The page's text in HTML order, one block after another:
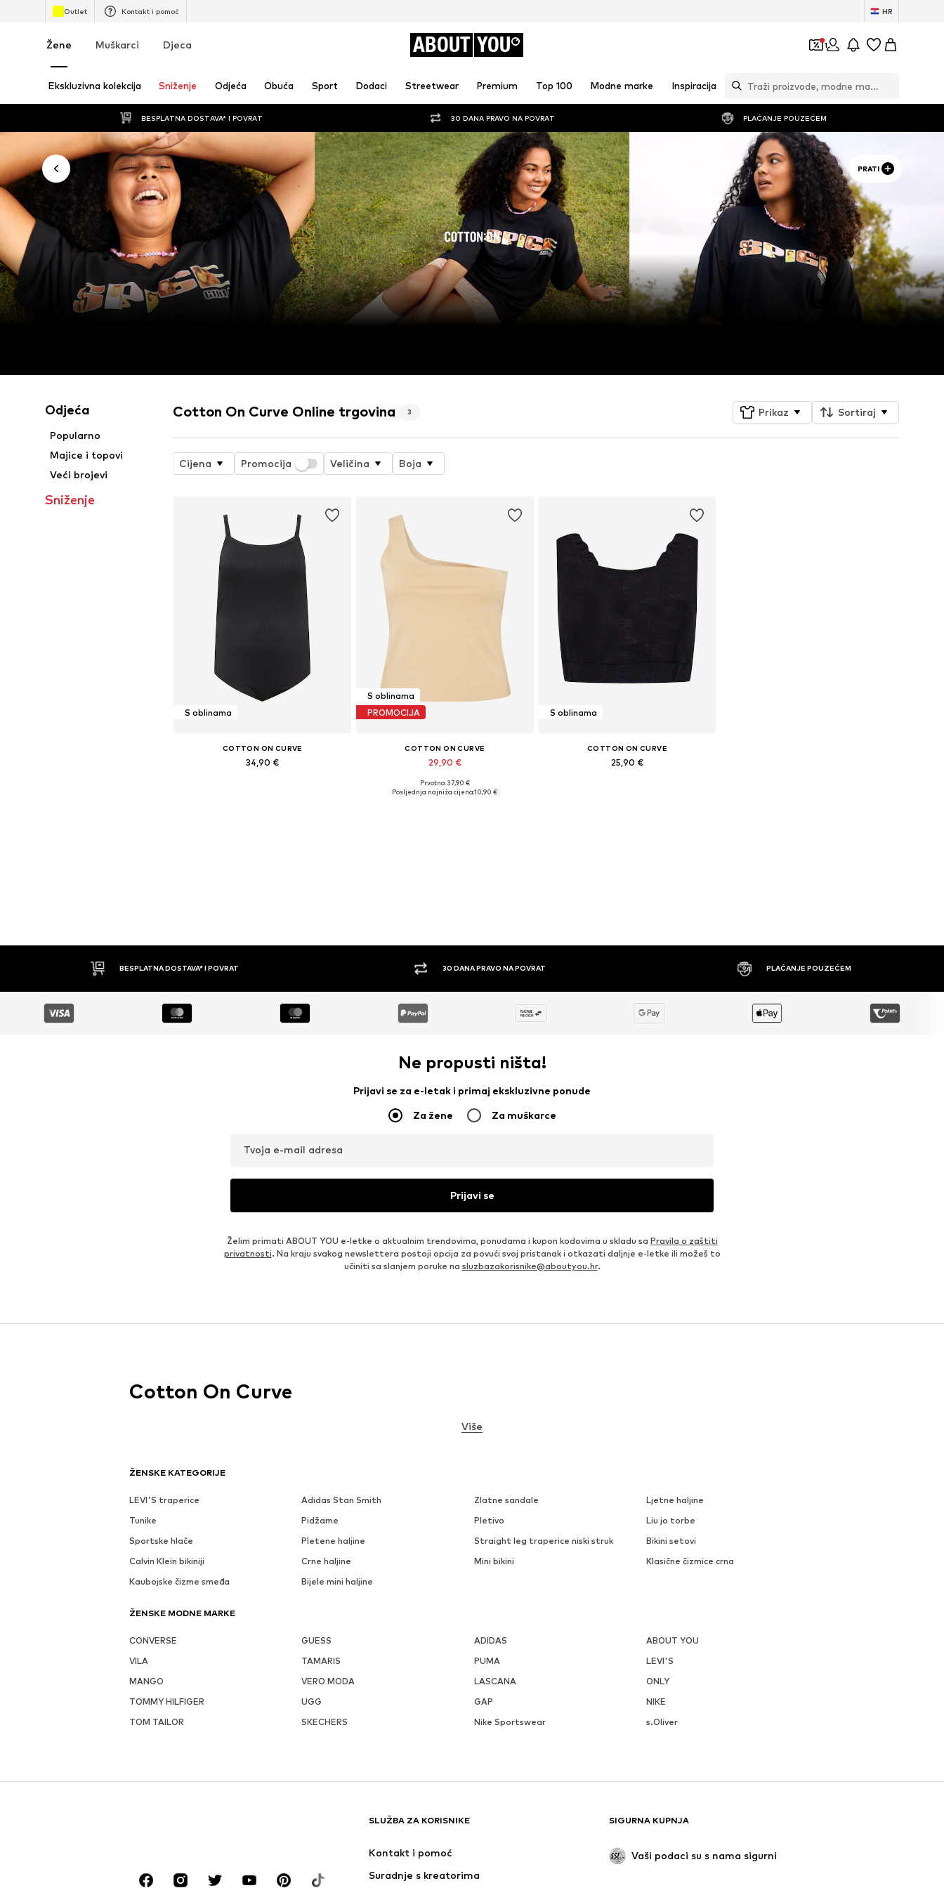
Outlet Kontakt i pomoć HR
Žene Muškarci Djeca ABOUT YOU 1
Ekskluzivna kolekcija Sniženje Odjeća Obuća Sport Dodaci Streetwear Premium Top 100 Modne marke Inspiracija
BESPLATNA DOSTAVA* I POVRAT 30 DANA PRAVO NA POVRAT PLAĆANJE POUZEĆEM
PRATI
Odjeća
Popularno
Majice i topovi
Veći brojevi
Sniženje
Cotton On Curve Online trgovina 3 Prikaz Sortiraj
Cijena Promocija Veličina Boja
S oblinama
COTTON ON CURVE
34,90 €
S oblinama
PROMOCIJA
COTTON ON CURVE
29,90 €
Dostupne veličine: XXXL, 5XL
Prvotno: 37,90 €
Posljednja najniža cijena:10,90 €
S oblinama
COTTON ON CURVE
25,90 €
BESPLATNA DOSTAVA* I POVRAT 30 DANA PRAVO NA POVRAT PLAĆANJE POUZEĆEM
Ne propusti ništa!
Prijavi se za e-letak i primaj ekskluzivne ponude
Za žene Za muškarce
Tvoja e-mail adresa
Prijavi se
Želim primati ABOUT YOU e-letke o aktualnim trendovima, ponudama i kupon kodovima u skladu sa Pravila o zaštiti
privatnosti. Na kraju svakog newslettera postoji opcija za povući svoj pristanak i otkazati daljnje e-letke ili možeš to
učiniti sa slanjem poruke na sluzbazakorisnike@aboutyou.hr.
ŽENSKE KATEGORIJE
LEVI'S traperice Adidas Stan Smith Zlatne sandale
Ljetne haljine
Tunike
Pidžame Pletivo
Liu jo torbe
Sportske hlače
Pletene haljine Straight leg traperice niski struk
Bikini setovi
Calvin Klein bikiniji
Crne haljine Mini bikini
Klasične čizmice crna
Kaubojske čizme smeđa
Bijele mini haljine
ŽENSKE MODNE MARKE
CONVERSE GUESS ADIDAS
ABOUT YOU
VILA
TAMARIS PUMA
LEVI'S
MANGO
VERO MODA LASCANA
ONLY
TOMMY HILFIGER
UGG GAP
NIKE
TOM TAILOR
SKECHERS Nike Sportswear s.Oliver
SLUŽBA ZA KORISNIKE
Kontakt i pomoć
Suradnje s kreatorima
SIGURNA KUPNJA
Vaši podaci su s nama sigurni
Cotton On Curve
Više